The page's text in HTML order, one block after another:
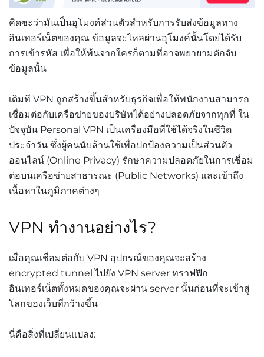
คิดซะว่ามันเป็นอุโมงค์ส่วนตัวสำหรับการรับส่งข้อมูลทาง
อินเทอร์เน็ตของคุณ ข้อมูลจะไหลผ่านอุโมงค์นั้นโดยได้รับ
การเข้ารหัส เพื่อให้พ้นจากใครก็ตามที่อาจพยายามดักจับ
ข้อมูลนั้น
เดิมที VPN ถูกสร้างขึ้นสำหรับธุรกิจเพื่อให้พนักงานสามารถ
เชื่อมต่อกับเครือข่ายของบริษัทได้อย่างปลอดภัยจากทุกที่ ใน
ปัจจุบัน Personal VPN เป็นเครื่องมือที่ใช้ได้จริงในชีวิต
ประจำวัน ซึ่งผู้คนนับล้านใช้เพื่อปกป้องความเป็นส่วนตัว
ออนไลน์ (Online Privacy) รักษาความปลอดภัยในการเชื่อม
ต่อบนเครือข่ายสาธารณะ (Public Networks) และเข้าถึง
เนื้อหาในภูมิภาคต่างๆ
VPN ทำงานอย่างไร?
เมื่อคุณเชื่อมต่อกับ VPN อุปกรณ์ของคุณจะสร้าง
encrypted tunnel ไปยัง VPN server ทราฟฟิก
อินเทอร์เน็ตทั้งหมดของคุณจะผ่าน server นั้นก่อนที่จะเข้าสู่
โลกของเว็บที่กว้างขึ้น
นี่คือสิ่งที่เปลี่ยนแปลง: